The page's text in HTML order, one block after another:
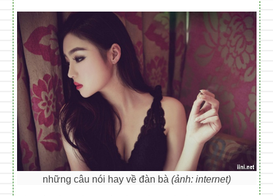
những câu nói hay về đàn bà (ảnh: internet)